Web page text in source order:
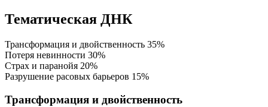
Тематическая ДНК
Трансформация и двойственность 35%
Потеря невинности 30%
Страх и паранойя 20%
Разрушение расовых барьеров 15%
Трансформация и двойственность